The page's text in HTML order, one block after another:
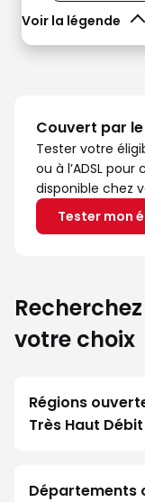
Voir la légende
Couvert par le
Tester votre
ou à l’ADSL
disponible chez
Tester mon
votre choix
Régions
Très Haut Débit
Départements